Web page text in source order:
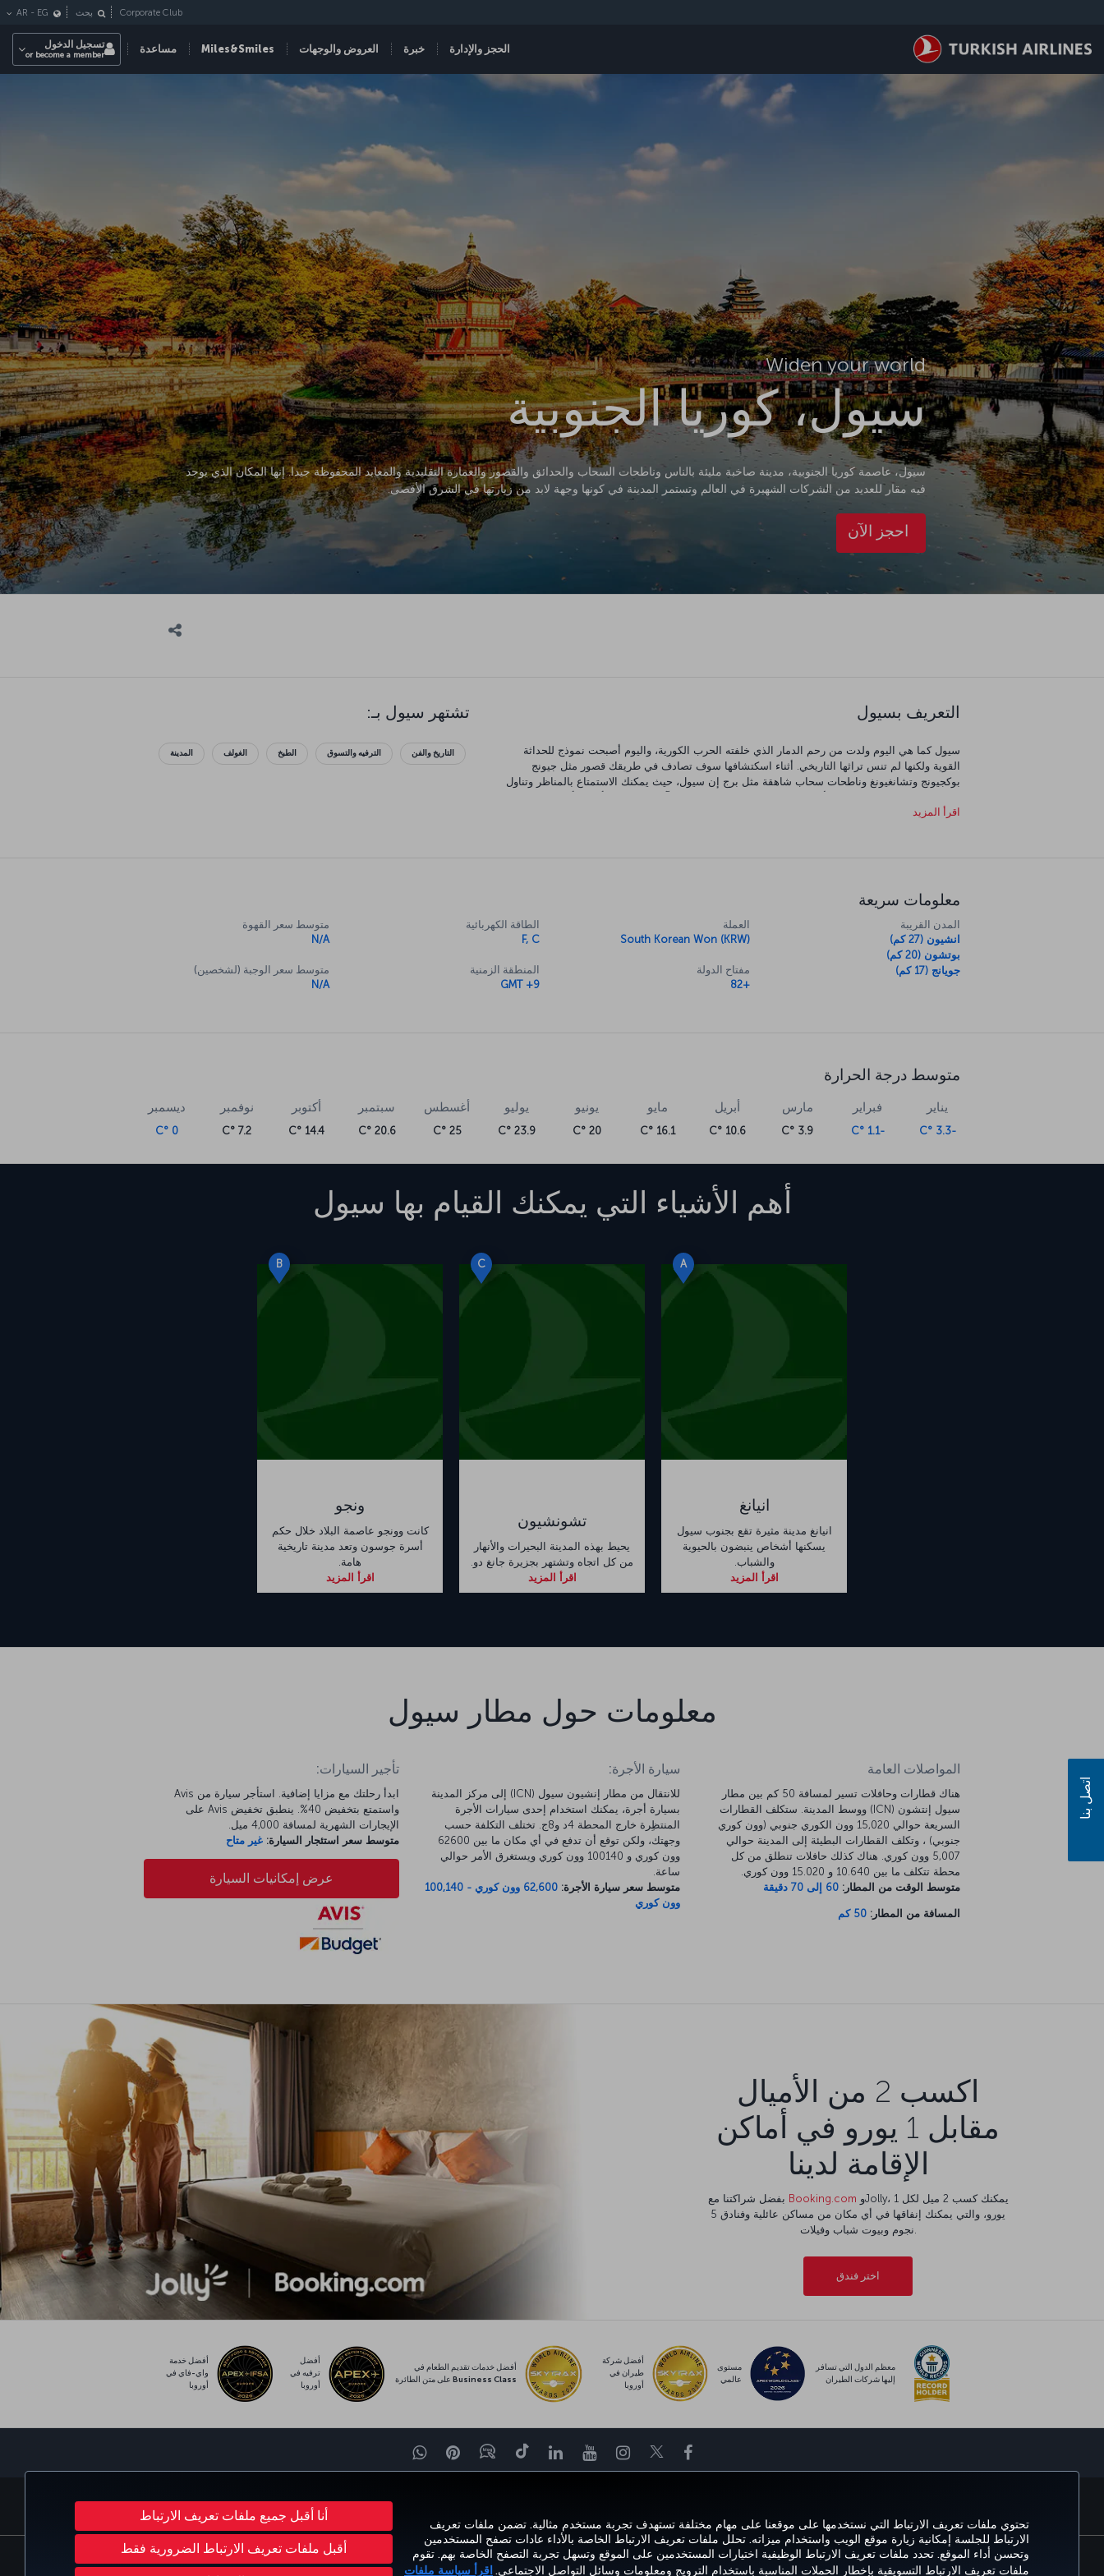
تحتوي ملفات تعريف الارتباط التي نستخدمها على موقعنا على مهام مختلفة تستهدف تجربة مستخدم مثالية. تضمن ملفات تعريف
الارتباط للجلسة إمكانية زيارة موقع الويب واستخدام ميزاته. تحلل ملفات تعريف الارتباط الخاصة بالأداء عادات تصفح المستخدمين
وتحسن أداء الموقع. تحدد ملفات تعريف الارتباط الوظيفية اختيارات المستخدمين على الموقع وتسهل تجربة التصفح الخاصة بهم. تقوم
ملفات تعريف الارتباط التسويقية بإخطار الحملات المناسبة باستخدام الترويج ومعلومات وسائل التواصل الاجتماعي. اقرأ سياسة ملفات
أنا أقبل جميع ملفات تعريف الارتباط
أقبل ملفات تعريف الارتباط الضرورية فقط
الحجز والإدارة خبرة العروض والوجهات Miles&Smiles مساعدة
Corporate Club بحث AR - EG
تسجيل الدخول
or become a member
Widen your world
سيول، كوريا الجنوبية
سيول، عاصمة كوريا الجنوبية، مدينة صاخبة مليئة بالناس وناطحات السحاب والحدائق والقصور والعمارة التقليدية والمعابد المحفوظة جيدا. إنها المكان الذي يوجد
فيه مقار للعديد من الشركات الشهيرة في العالم وتستمر المدينة في كونها وجهة لابد من زيارتها في الشرق الأقصى.
احجز الآن
التعريف بسيول
سيول كما هي اليوم ولدت من رحم الدمار الذي خلفته الحرب الكورية، واليوم أصبحت نموذج للحداثة
القوية ولكنها لم تنس تراثها التاريخي. أثناء اسكتشافها سوف تصادف في طريقك قصور مثل جيونج
بوكجيونج وتشانغيونغ وناطحات سحاب شاهقة مثل برج إن سيول، حيث يمكنك الاستمتاع بالمناظر وتناول
ترفيهية مغلقة بالعالم، عالم لوت، أنت على موعد مع الإثارة والمغامرة. إذا كنت ترغب في التسوق،
اقرأ المزيد
تشتهر سيول بـ:
التاريخ والفن الترفيه والتسوق الطبخ الغولف المدينة
معلومات سريعة
المدن القريبة
انشيون (27 كم)
بوتشون (20 كم)
جويانج (17 كم)
العملة
South Korean Won (KRW)
مفتاح الدولة
+82
الطاقة الكهربائية
F, C
المنطقة الزمنية
GMT +9
متوسط سعر القهوة
N/A
متوسط سعر الوجبة (لشخصين)
N/A
متوسط درجة الحرارة
يناير
-3.3 °C
فبراير
-1.1 °C
مارس
3.9 °C
أبريل
10.6 °C
مايو
16.1 °C
يونيو
20 °C
يوليو
23.9 °C
أغسطس
25 °C
سبتمبر
20.6 °C
أكتوبر
14.4 °C
نوفمبر
7.2 °C
ديسمبر
0 °C
أهم الأشياء التي يمكنك القيام بها سيول
A
انيانغ
انيانغ مدينة مثيرة تقع بجنوب سيول
يسكنها أشخاص ينبضون بالحيوية
والشباب.
اقرأ المزيد
C
تشونشيون
يحيط بهذه المدينة البحيرات والأنهار
من كل اتجاه وتشتهر بجزيرة جانغ دو.
اقرأ المزيد
B
ونجو
كانت وونجو عاصمة البلاد خلال حكم
أسرة جوسون وتعد مدينة تاريخية
هامة.
اقرأ المزيد
معلومات حول مطار سيول
المواصلات العامة
هناك قطارات وحافلات تسير لمسافة 50 كم بين مطار
سيول إنتشون (ICN) ووسط المدينة. ستكلف القطارات
السريعة حوالي 15,020 وون الكوري جنوبي (وون كوري
جنوبي) ، وتكلف القطارات البطيئة إلى المدينة حوالي
5,007 وون كوري. هناك كذلك حافلات تنطلق من كل
محطة تتكلف ما بين 10.640 و 15.020 وون كوري.
متوسط الوقت من المطار: 60 إلى 70 دقيقة
المسافة من المطار: 50 كم
سيارة الأجرة:
للانتقال من مطار إنشيون سيول (ICN) إلى مركز المدينة
بسيارة أجرة، يمكنك استخدام إحدى سيارات الأجرة
المنتظِرة خارج المحطة 4د و8ج. تختلف التكلفة حسب
وجهتك، ولكن توقع أن تدفع في أي مكان ما بين 62600
وون كوري و 100140 وون كوري ويستغرق الأمر حوالي
ساعة.
متوسط سعر سيارة الأجرة:
62,600 وون كوري - 100,140
وون كوري
تأجير السيارات:
ابدأ رحلتك مع مزايا إضافية. استأجر سيارة من Avis
واستمتع بتخفيض 40%. ينطبق تخفيض Avis على
الإيجارات الشهرية لمسافة 4,000 ميل.
متوسط سعر استئجار السيارة: غير متاح
عرض إمكانيات السيارة
اكسب 2 من الأميال
مقابل 1 يورو في أماكن
الإقامة لدينا
Booking.com
يورو، والتي يمكنك إنفاقها في أي مكان من مساكن عائلية وفنادق 5
نجوم وبيوت شباب وفيلات.
اختر فندق
معظم الدول التي تسافر
إليها شركات الطيران
مستوى
عالمي
أفضل شركة
طيران في
أوروبا
أفضل خدمات تقديم الطعام في
Business Class على متن الطائرة
أفضل
ترفيه في
أوروبا
أفضل خدمة
واي-فاي في
أوروبا
Facebook
Twitter
Instagram
YouTube
LinkedIn
تيك توكBlog
Pinterestواتساب
CORPORATE CLUB
Turkish Airlines
سياسة الخصوصية وملفات تعريف الارتباط إشعار قانوني حقوق المسافر تغيير إعدادات ملفات تعريف الارتباط خطة خدمة عملاء وزارة النقل الأمريكية
اتصل بنا